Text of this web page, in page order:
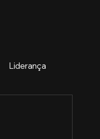
Liderança